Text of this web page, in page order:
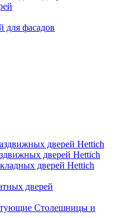
фасадов
дверей Hettich
дверей Hettich
дверей Hettich
дверей
Столешницы и